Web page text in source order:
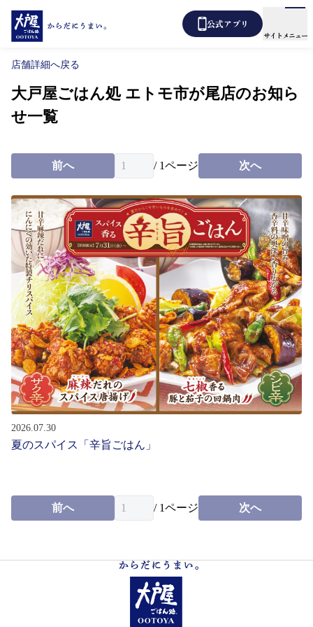
公式アプリ
サイトメニュー
メニュー 店舗検索
新着情報
からだ想い定食
よくあるご質問
各種表示について
お問い合わせ
会社情報
English
パート・アルバイト募集 新卒・中途社員募集
店舗詳細へ戻る
大戸屋ごはん処 エトモ市が尾店のお知ら
せ一覧
前へ / 1ページ 次へ
2026.07.30
夏のスパイス「辛旨ごはん」
前へ / 1ページ 次へ